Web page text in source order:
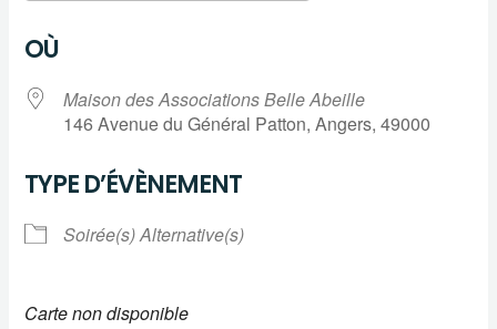
OÙ
Maison des Associations Belle Abeille
146 Avenue du Général Patton, Angers, 49000
TYPE D’ÉVÈNEMENT
Soirée(s) Alternative(s)
Carte non disponible